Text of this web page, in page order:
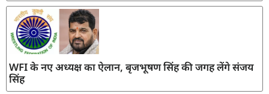
WFI के नए अध्यक्ष का ऐलान, बृजभूषण सिंह की जगह लेंगे संजय
सिंह